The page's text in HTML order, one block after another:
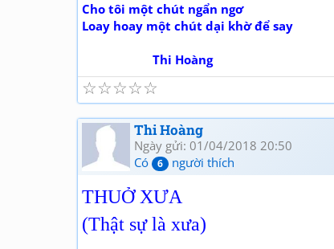
Cho tôi một chút ngẩn ngơ
Loay hoay một chút dại khờ để say
Thi Hoàng
☆
☆
☆
☆
☆
Thi Hoàng
Ngày gửi: 01/04/2018 20:50
Có
6 người thích
THUỞ XƯA
(Thật sự là xưa)